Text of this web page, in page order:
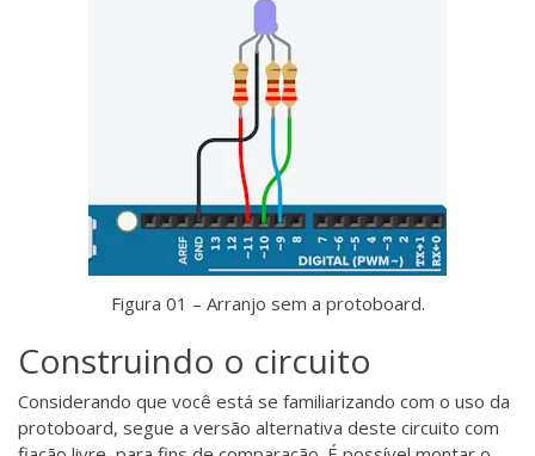
Figura 01 – Arranjo sem a protoboard.
Construindo o circuito
Considerando que você está se familiarizando com o uso da
protoboard, segue a versão alternativa deste circuito com